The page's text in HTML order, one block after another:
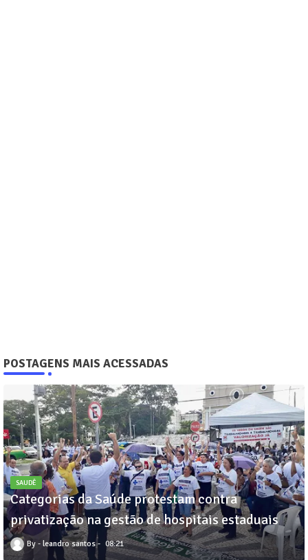
POSTAGENS MAIS ACESSADAS
SAUDÊ
Categorias da Saúde protestam contra
privatização na gestão de hospitais estaduais
leandro santos 08:21